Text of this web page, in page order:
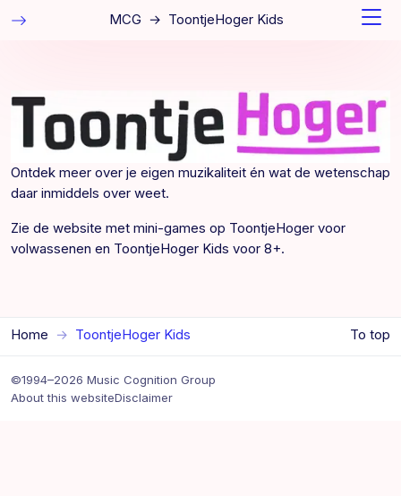
MCG → ToontjeHoger Kids
Ontdek meer over je eigen muzikaliteit én wat de wetenschap
daar inmiddels over weet.
Zie de website met mini-games op ToontjeHoger voor
volwassenen en ToontjeHoger Kids voor 8+.
Home ToontjeHoger Kids To top
©1994–2026 Music Cognition Group
About this websiteDisclaimer